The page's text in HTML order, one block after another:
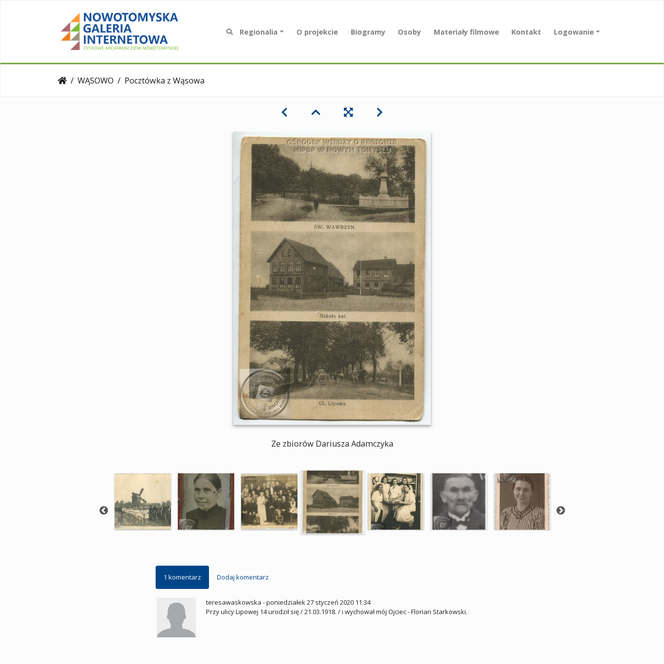
Regionalia O projekcie Biogramy Osoby Materiały filmowe Kontakt Logowanie
WĄSOWO Pocztówka z Wąsowa
Ze zbiorów Dariusza Adamczyka
1 komentarz Dodaj komentarz
teresawaskowska -poniedziałek 27 styczeń 2020 11:34
Przy ulicy Lipowej 14 urodził się / 21.03.1918. / i wychował mój Ojciec - Florian Starkowski.